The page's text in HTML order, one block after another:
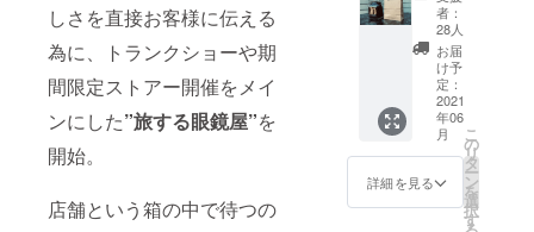
しさを直接お客様に伝える
為に、トランクショーや期
間限定ストアー開催をメイ
ンにした”旅する眼鏡屋”を
開始。
店舗という箱の中で待つの
者の名
と”Sun
God”と
記され
てあっ
た。訳
すと”太
陽の
神”。 一
行った
時、滞
在して
いたホ
テルの
スーベ
ニア
ショッ
プで購
入した
ブレン
ド200g]
大阪は
大正区
にある
深煎り
珈琲専
店、”井
尻珈琲
焙煎
者：
28人
お届
け予
定：
2021
年06
月
詳細を見る
こ
の
リ
タ
ー
ン
を
選
択
す